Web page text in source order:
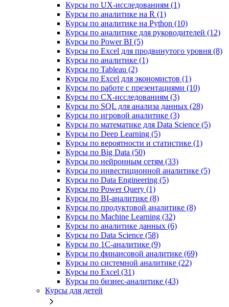
Курсы по UX‑исследованиям (1)
Курсы по аналитике на R (1)
Курсы по аналитике на Python (10)
Курсы по аналитике для руководителей (12)
Курсы по Power BI (5)
Курсы по Excel для продвинутого уровня (8)
Курсы по аналитике (1)
Курсы по Tableau (2)
Курсы по Excel для экономистов (1)
Курсы по работе с презентациями (10)
Курсы по CX-исследованиям (3)
Курсы по SQL для анализа данных (28)
Курсы по игровой аналитике (3)
Курсы по математике для Data Science (5)
Курсы по Deep Learning (5)
Курсы по вероятности и статистике (1)
Курсы по Big Data (50)
Курсы по нейронным сетям (33)
Курсы по инвестиционной аналитике (5)
Курсы по Data Engineering (5)
Курсы по Power Query (1)
Курсы по BI‑аналитике (8)
Курсы по продуктовой аналитике (8)
Курсы по Machine Learning (32)
Курсы по аналитике данных (6)
Курсы по Data Science (58)
Курсы по 1С‑аналитике (9)
Курсы по финансовой аналитике (69)
Курсы по системной аналитике (22)
Курсы по Excel (31)
Курсы по бизнес‑аналитике (43)
Курсы для детей